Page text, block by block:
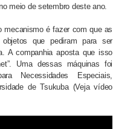
meio de setembro deste ano.
mecanismo é fazer com que as
que pediram para ser
A companhia aposta que isso
Uma dessas máquinas foi
Necessidades Especiais,
de Tsukuba (Veja vídeo